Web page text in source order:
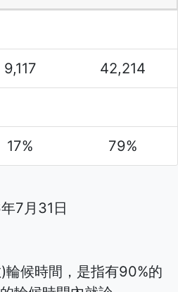
9,117 42,214
17% 79%
7月31日
輪候時間，是指有90%的